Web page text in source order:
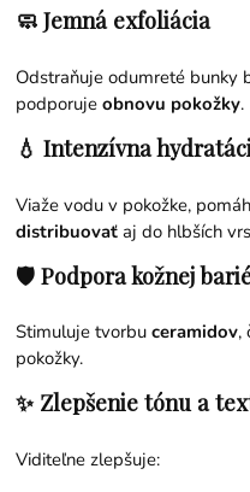
🧼 Jemná exfoliácia
Odstraňuje odumreté bunky
podporujeobnovu pokožky.
💧 Intenzívna
Viaže vodu v pokožke,
distribuovať aj do hlbších
🛡️ Podpora kožnej
Stimuluje tvorbuceramidov,
pokožky.
✨ Zlepšenie tónu a
Viditeľne zlepšuje: